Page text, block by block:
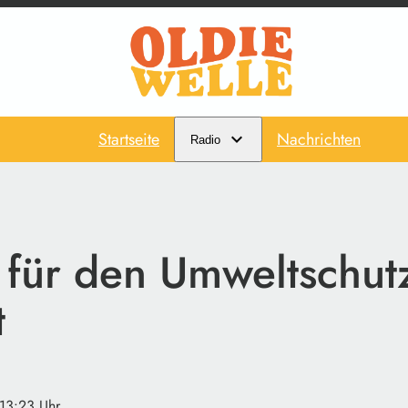
Startseite Radio Nachrichten
für den